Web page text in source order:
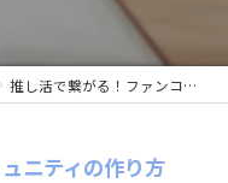
推し活で繋がる！ファンコミュニティの作り方
ニティの作り方